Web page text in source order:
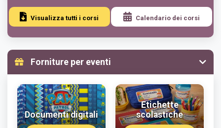
Dettaglio Prenotare
polistirolo - Programma di 1
meseLima - Perú
Dettaglio Prenotare
Laboratorio artigianale di
polistirolo
Visualizza tutti i corsi Calendario dei corsi
Forniture per eventi
Documenti digitali
Etichette
scolastiche